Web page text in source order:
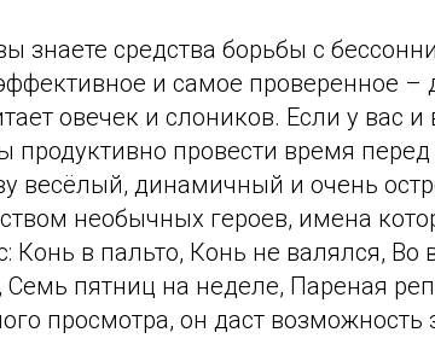
знаете средства борьбы с
и самое проверенное –
овечек и слоников. Если у вас
продуктивно провести время
весёлый, динамичный и очень
необычных героев, имена
Конь в пальто, Конь не валялся, Во
Семь пятниц на неделе, Пареная
просмотра, он даст